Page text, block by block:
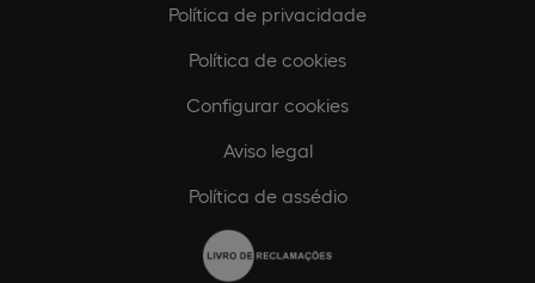
Política de privacidade
Política de cookies
Configurar cookies
Aviso legal
Política de assédio